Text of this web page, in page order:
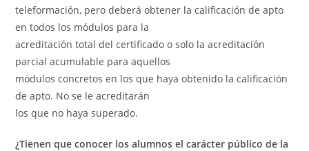
teleformación, pero deberá obtener la calificación de apto
en todos los módulos para la
acreditación total del certificado o solo la acreditación
parcial acumulable para aquellos
módulos concretos en los que haya obtenido la calificación
de apto. No se le acreditarán
los que no haya superado.
¿Tienen que conocer los alumnos el carácter público de la